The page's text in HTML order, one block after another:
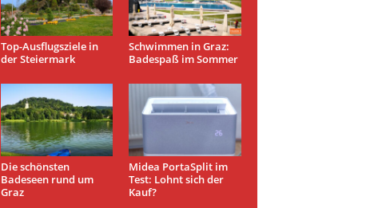
Top-Ausflugsziele in
der Steiermark
Schwimmen in Graz:
Badespaß im Sommer
Die schönsten
Badeseen rund um
Graz
Midea PortaSplit im
Test: Lohnt sich der
Kauf?